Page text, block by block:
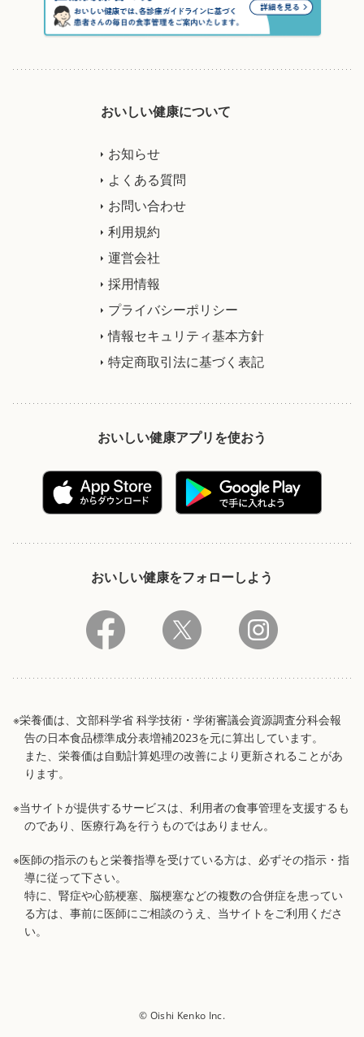
おいしい健康について
お知らせ
よくある質問
お問い合わせ
利用規約
運営会社
採用情報
プライバシーポリシー
情報セキュリティ基本方針
特定商取引法に基づく表記
おいしい健康アプリを使おう
おいしい健康をフォローしよう
※栄養価は、文部科学省 科学技術・学術審議会資源調査分科会報
告の日本食品標準成分表増補2023を元に算出しています。
また、栄養価は自動計算処理の改善により更新されることがあ
ります。
※当サイトが提供するサービスは、利用者の食事管理を支援するも
のであり、医療行為を行うものではありません。
※医師の指示のもと栄養指導を受けている方は、必ずその指示・指
導に従って下さい。
特に、腎症や心筋梗塞、脳梗塞などの複数の合併症を患ってい
る方は、事前に医師にご相談のうえ、当サイトをご利用くださ
い。
© Oishi Kenko Inc.